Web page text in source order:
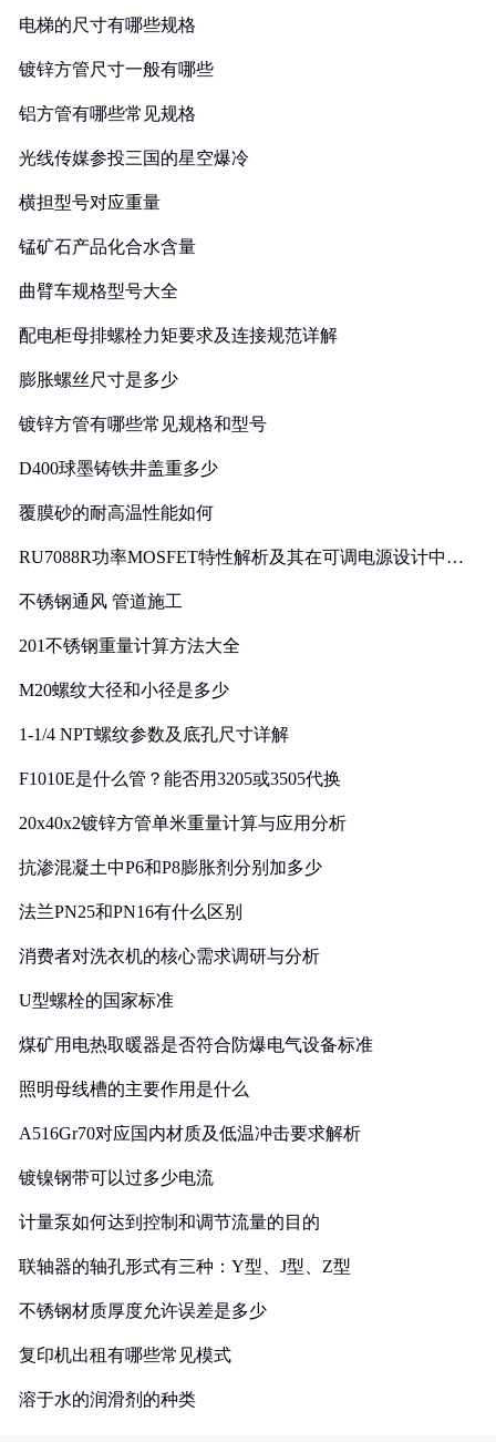
电梯的尺寸有哪些规格
镀锌方管尺寸一般有哪些
铝方管有哪些常见规格
光线传媒参投三国的星空爆冷
横担型号对应重量
锰矿石产品化合水含量
曲臂车规格型号大全
配电柜母排螺栓力矩要求及连接规范详解
膨胀螺丝尺寸是多少
镀锌方管有哪些常见规格和型号
D400球墨铸铁井盖重多少
覆膜砂的耐高温性能如何
RU7088R功率MOSFET特性解析及其在可调电源设计中的
不锈钢通风 管道施工
201不锈钢重量计算方法大全
M20螺纹大径和小径是多少
1-1/4 NPT螺纹参数及底孔尺寸详解
F1010E是什么管？能否用3205或3505代换
20x40x2镀锌方管单米重量计算与应用分析
抗渗混凝土中P6和P8膨胀剂分别加多少
法兰PN25和PN16有什么区别
消费者对洗衣机的核心需求调研与分析
U型螺栓的国家标准
煤矿用电热取暖器是否符合防爆电气设备标准
照明母线槽的主要作用是什么
A516Gr70对应国内材质及低温冲击要求解析
镀镍钢带可以过多少电流
计量泵如何达到控制和调节流量的目的
联轴器的轴孔形式有三种：Y型、J型、Z型
不锈钢材质厚度允许误差是多少
复印机出租有哪些常见模式
溶于水的润滑剂的种类